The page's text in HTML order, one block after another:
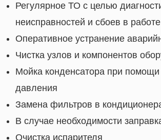
Регулярное ТО с целью
неисправностей и сбоев в работе
Оперативное устранение
Чистка узлов и компонентов
Мойка конденсатора при помощи
давления
Замена фильтров в
В случае необходимости
Очистка испарителя